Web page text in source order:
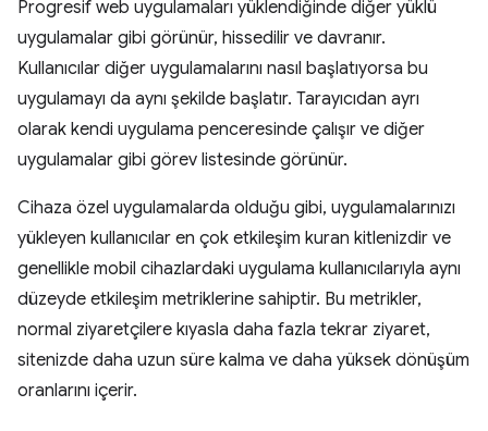
Progresif web uygulamaları yüklendiğinde diğer yüklü
uygulamalar gibi görünür, hissedilir ve davranır.
Kullanıcılar diğer uygulamalarını nasıl başlatıyorsa bu
uygulamayı da aynı şekilde başlatır. Tarayıcıdan ayrı
olarak kendi uygulama penceresinde çalışır ve diğer
uygulamalar gibi görev listesinde görünür.
Cihaza özel uygulamalarda olduğu gibi, uygulamalarınızı
yükleyen kullanıcılar en çok etkileşim kuran kitlenizdir ve
genellikle mobil cihazlardaki uygulama kullanıcılarıyla aynı
düzeyde etkileşim metriklerine sahiptir. Bu metrikler,
normal ziyaretçilere kıyasla daha fazla tekrar ziyaret,
sitenizde daha uzun süre kalma ve daha yüksek dönüşüm
oranlarını içerir.